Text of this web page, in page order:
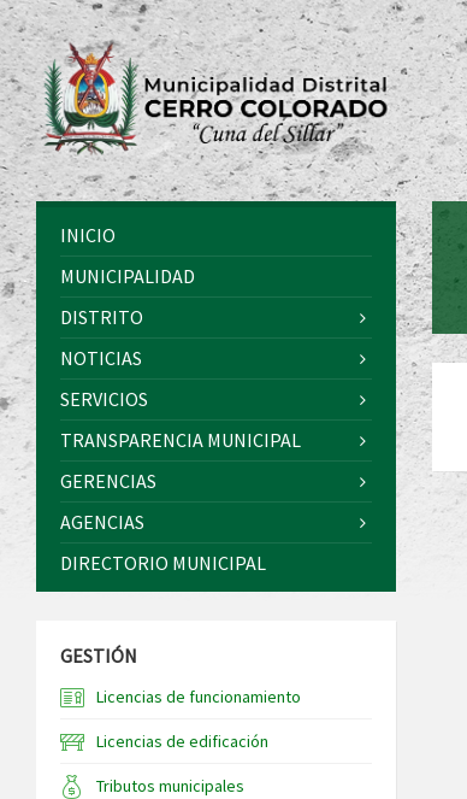
INICIO
MUNICIPALIDAD
DISTRITO
NOTICIAS
SERVICIOS
TRANSPARENCIA MUNICIPAL
GERENCIAS
AGENCIAS
DIRECTORIO MUNICIPAL
GESTIÓN
Licencias de funcionamiento
Licencias de edificación
Tributos municipales